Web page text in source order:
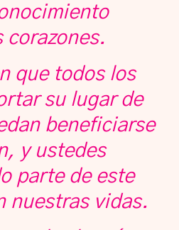
corazones.
que todos los
su lugar de
beneficiarse
y ustedes
parte de este
nuestras vidas.